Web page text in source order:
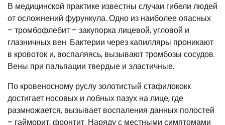
В медицинской практике известны случаи гибели людей
от осложнений фурункула. Одно из наиболее опасных
– тромбофлебит – закупорка лицевой, угловой и
глазничных вен. Бактерии через капилляры проникают
в кровоток и, воспаляясь, вызывают тромбозы сосудов.
Вены при пальпации твердые и эластичные.
По кровеносному руслу золотистый стафилококк
достигает носовых и лобных пазух на лице, где
размножается, вызывает воспаления данных полостей
– гайморит, фронтит. Наряду с местными симптомами